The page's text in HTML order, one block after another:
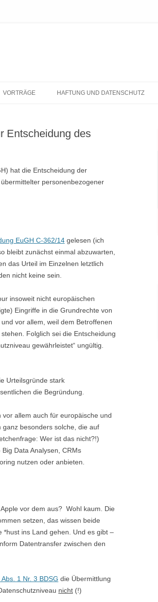
Inhalt
VORTRÄGE HAFTUNG UND DATENSCHUTZ
Entscheidung des
hat die Entscheidung der
personenbezogener
EuGH C-362/14 gelesen (ich
bleibt zunächst einmal abzuwarten,
das Urteil im Einzelnen letztlich
nicht keine sein.
insoweit nicht europäischen
Eingriffe in die Grundrechte von
vor allem, weil dem Betroffenen
Folglich sei die Entscheidung
gewährleistet“ ungültig.
Urteilsgründe stark
die Begründung.
allem auch für europäische und
besonders solche, die auf
Wer ist das nicht?!)
Data Analysen, CRMs
nutzen oder anbieten.
vor dem aus? Wohl kaum. Die
setzen, das wissen beide
*hust ins Land gehen. Und es gibt –
Datentransfer zwischen den
Abs. 1 Nr. 3 BDSG die Übermittlung
nicht (!)